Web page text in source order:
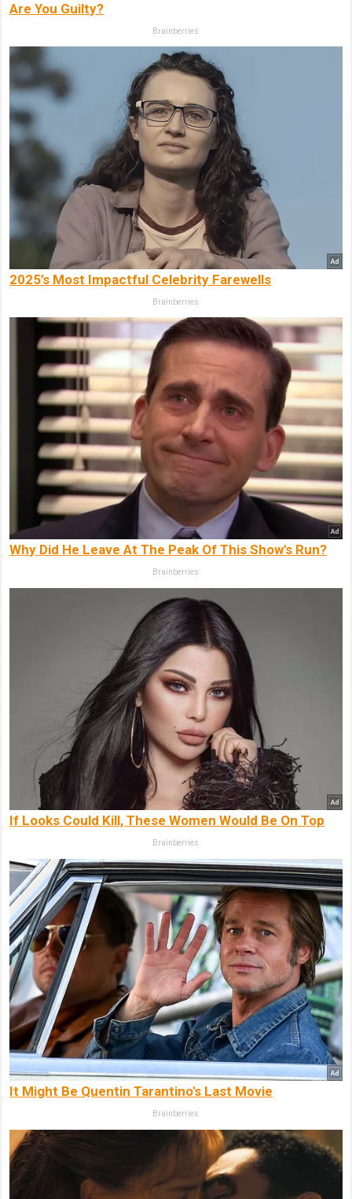
Are You Guilty?
Brainberries
2025’s Most Impactful Celebrity Farewells
Brainberries
Why Did He Leave At The Peak Of This Show's Run?
Brainberries
If Looks Could Kill, These Women Would Be On Top
Brainberries
It Might Be Quentin Tarantino's Last Movie
Brainberries